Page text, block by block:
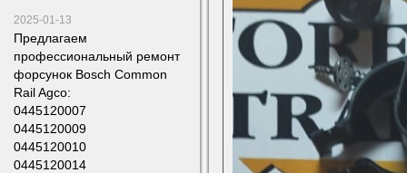
2025-01-13
Предлагаем
профессиональный ремонт
форсунок Bosch Common
Rail Agco:
0445120007
0445120009
0445120010
0445120014